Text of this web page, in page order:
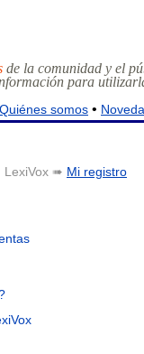
de la comunidad y el
para
Quiénes somos •
LexiVox ➠ Mi registro